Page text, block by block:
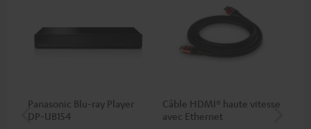
Panasonic Blu-ray Player
DP-UB154
Câble HDMI® haute vitesse
avec Ethernet